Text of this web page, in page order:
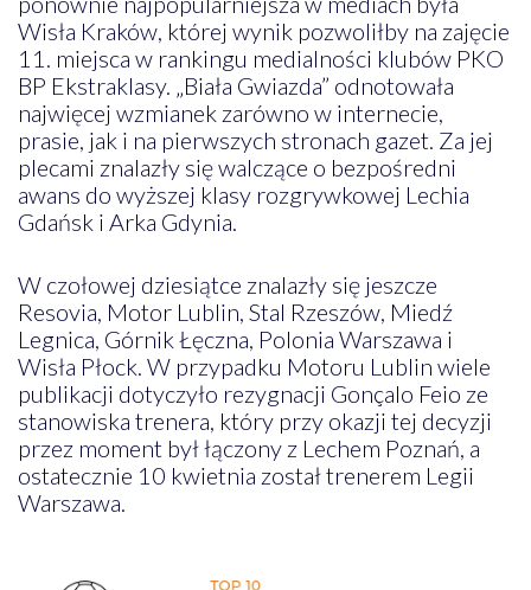
Wisła Kraków, której wynik pozwoliłby na zajęcie
11. miejsca w rankingu medialności klubów PKO
BP Ekstraklasy. „Biała Gwiazda” odnotowała
najwięcej wzmianek zarówno w internecie,
prasie, jak i na pierwszych stronach gazet. Za jej
plecami znalazły się walczące o bezpośredni
awans do wyższej klasy rozgrywkowej Lechia
Gdańsk i Arka Gdynia.
W czołowej dziesiątce znalazły się jeszcze
Resovia, Motor Lublin, Stal Rzeszów, Miedź
Legnica, Górnik Łęczna, Polonia Warszawa i
Wisła Płock. W przypadku Motoru Lublin wiele
publikacji dotyczyło rezygnacji Gonçalo Feio ze
stanowiska trenera, który przy okazji tej decyzji
przez moment był łączony z Lechem Poznań, a
ostatecznie 10 kwietnia został trenerem Legii
Warszawa.